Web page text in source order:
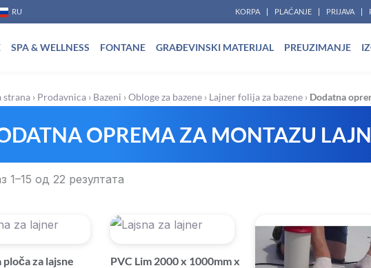
RU KORPA PLAĆANJE PRIJAVA
SPA & WELLNESS FONTANE GRAĐEVINSKI MATERIJAL PREUZIMANJE
strana› Prodavnica› Bazeni ›Obloge za bazene› Lajner folija za bazene› Dodatna
OPREMA ZA MONTAZU
1–15 од 22 резултата
ploča za lajsne
PVC Lim 2000 x 1000mm x